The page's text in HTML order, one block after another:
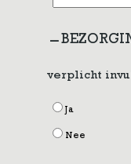
verplicht
Ja
Nee